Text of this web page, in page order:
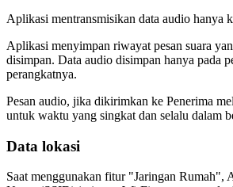
Aplikasi mentransmisikan data audio hanya
Aplikasi menyimpan riwayat pesan suara
disimpan. Data audio disimpan hanya pada
perangkatnya.
Pesan audio, jika dikirimkan ke Penerima
untuk waktu yang singkat dan selalu dalam
Data lokasi
Saat menggunakan fitur "Jaringan Rumah",